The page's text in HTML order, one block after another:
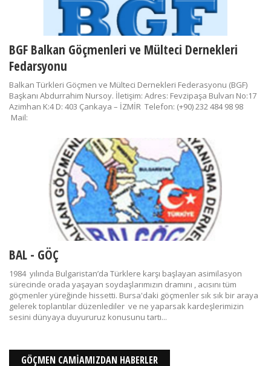
BGF Balkan Göçmenleri ve Mülteci Dernekleri
Fedarsyonu
Balkan Türkleri Göçmen ve Mülteci Dernekleri Federasyonu (BGF)
Başkanı Abdurrahim Nursoy. İletişim: Adres: Fevzipaşa Bulvarı No:17
Azimhan K:4 D: 403 Çankaya – İZMİR Telefon: (+90) 232 484 98 98
Mail:
BAL - GÖÇ
1984 yılında Bulgaristan’da Türklere karşı başlayan asimilasyon
sürecinde orada yaşayan soydaşlarımızın dramını , acısını tüm
göçmenler yüreğinde hissetti. Bursa'daki göçmenler sık sık bir araya
gelerek toplantılar düzenlediler ve ne yaparsak kardeşlerimizin
sesini dünyaya duyururuz konusunu tartı...
GÖÇMEN CAMİAMIZDAN HABERLER